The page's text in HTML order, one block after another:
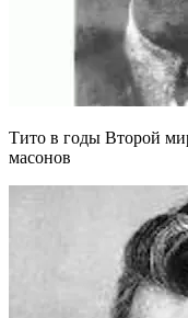
Тито в годы Второй
масонов